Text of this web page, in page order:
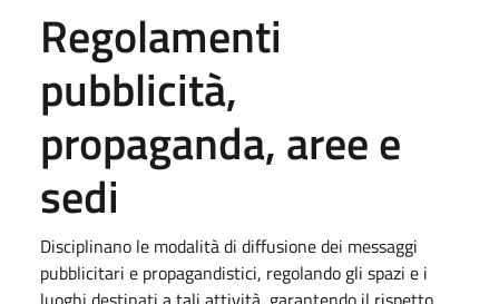
Regolamenti
pubblicità,
propaganda, aree e
sedi
Disciplinano le modalità di diffusione dei messaggi
pubblicitari e propagandistici, regolando gli spazi e i